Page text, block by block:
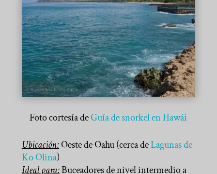
Foto cortesía deGuía de snorkel en Hawái
Ubicación:Oeste de Oahu (cerca deLagunas de
Ko Olina)
Ideal para:Buceadores de nivel intermedio a